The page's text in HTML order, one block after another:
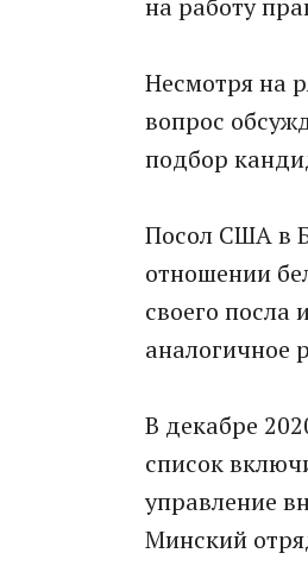
на работу
Несмотря на
вопрос
подбор
Посол США в
отношении
своего
аналогичное
В декабре
список
управление
Минский